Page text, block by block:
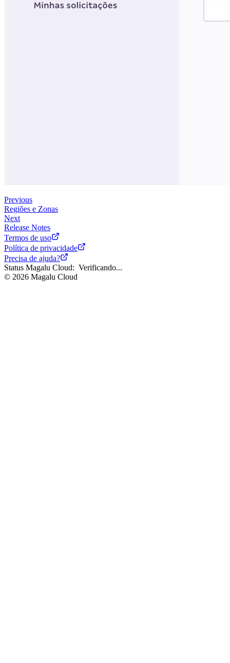
Previous
Regiões e Zonas
Next
Release Notes
Termos de uso
Política de privacidade
Precisa de ajuda?
Status Magalu Cloud: Verificando...
© 2026 Magalu Cloud